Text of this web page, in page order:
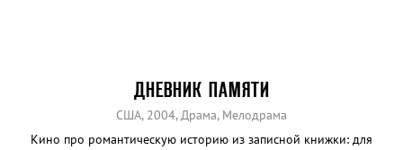
ДНЕВНИК ПАМЯТИ
США, 2004, Драма, Мелодрама
Кино про романтическую историю из записной книжки: для